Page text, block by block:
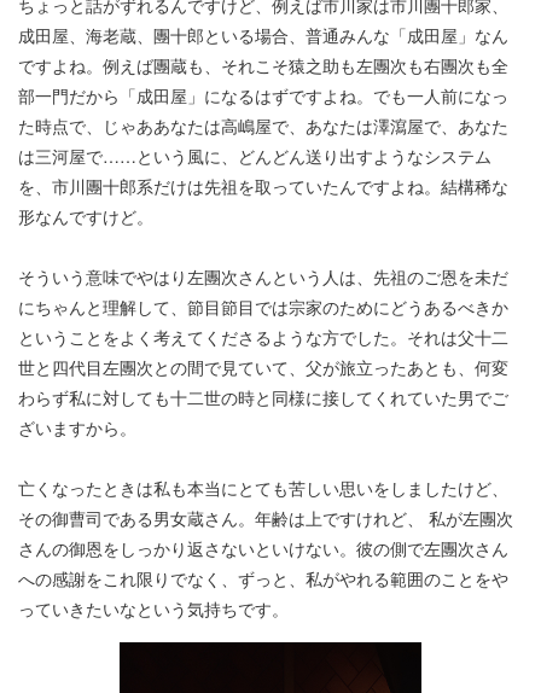
ちょっと話がずれるんですけど、例えば市川家は市川團十郎家、
成田屋、海老蔵、團十郎といる場合、普通みんな「成田屋」なん
ですよね。例えば團蔵も、それこそ猿之助も左團次も右團次も全
部一門だから「成田屋」になるはずですよね。でも一人前になっ
た時点で、じゃああなたは高嶋屋で、あなたは澤瀉屋で、あなた
は三河屋で……という風に、どんどん送り出すようなシステム
を、市川團十郎系だけは先祖を取っていたんですよね。結構稀な
形なんですけど。
そういう意味でやはり左團次さんという人は、先祖のご恩を未だ
にちゃんと理解して、節目節目では宗家のためにどうあるべきか
ということをよく考えてくださるような方でした。それは父十二
世と四代目左團次との間で見ていて、父が旅立ったあとも、何変
わらず私に対しても十二世の時と同様に接してくれていた男でご
ざいますから。
亡くなったときは私も本当にとても苦しい思いをしましたけど、
その御曹司である男女蔵さん。年齢は上ですけれど、 私が左團次
さんの御恩をしっかり返さないといけない。彼の側で左團次さん
への感謝をこれ限りでなく、ずっと、私がやれる範囲のことをや
っていきたいなという気持ちです。